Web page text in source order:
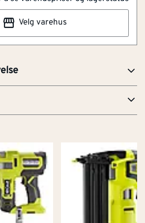
Velg varehus
som ønsker et
med høy presisjon, god kontroll
Deler av teksten er KI-